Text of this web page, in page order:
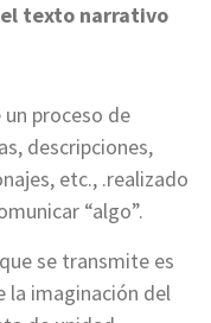
texto narrativo
proceso de
descripciones,
etc., .realizado
“algo”.
se transmite es
la imaginación del